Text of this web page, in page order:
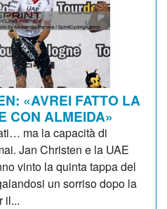
«AVREI FATTO LA
CON ALMEIDA»
ma la capacità di
Jan Christen e la UAE
vinto la quinta tappa del
un sorriso dopo la
il...